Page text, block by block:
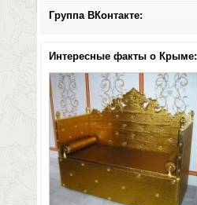
Группа ВКонтакте:
Интересные факты о Крыме: